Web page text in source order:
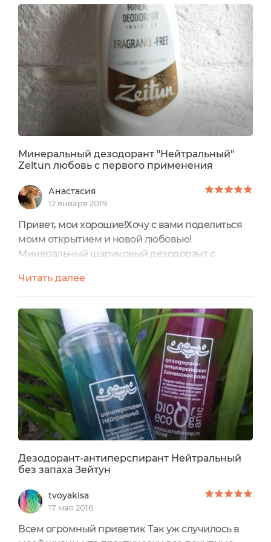
избыточного потоотделения, уничтожает
бактерии, а эфирное масло дамасской розы в
составе бережно ухаживает за чувствительной
кожей подмышек. Формула не блокирует
потовые железы, не вызывает сухости, отлично
успокаивает кожу после бритья или эпиляции.
Благодаря отсутствию ароматических масел в
составе дезодорант органично сочетается с
вашим любимым парфюмом, не перебивая его.
Не оставляет следов на одежде.
Минеральный дезодорант "Нейтральный"
Zeitun любовь с первого применения
Анастасия
12 января 2019
Привет, мои хорошие!Хочу с вами поделиться
моим открытием и новой любовью!
Минеральный шариковый дезодорант с
сидела и мониторила отзывы на натуральные
дезодоранты. Было много рекомендаций, но
так получилось, все советы были по
дезодорантам с ароматами.Честно, не люблю
дезики с ароматами, тк когда он смешивается с
туалетной водой и запахом тела- это атомная
бомба....
Читать далее
Дезодорант-антиперспирант Нейтральный
без запаха Зейтун
tvoyakisa
17 мая 2016
Всем огромный приветик Так уж случилось в